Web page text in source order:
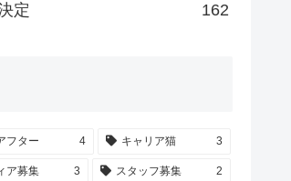
定 162
フター 4 キャリア猫 3
ア募集 3 スタッフ募集 2